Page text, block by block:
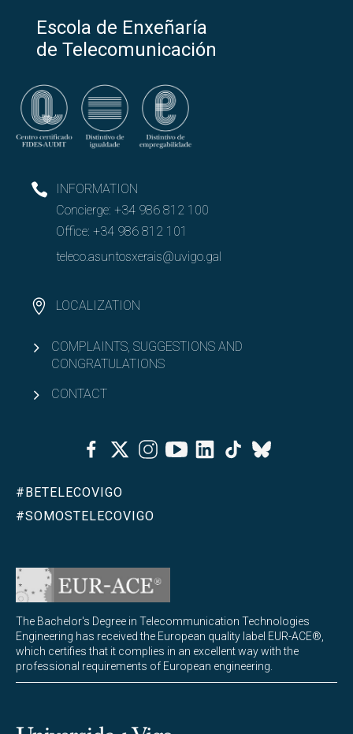
Escola de Enxeñaría
de Telecomunicación
INFORMATION
Concierge: +34 986 812 100
Office: +34 986 812 101
teleco.asuntosxerais@uvigo.gal
LOCALIZATION
COMPLAINTS, SUGGESTIONS AND
CONGRATULATIONS
CONTACT
FacebookTwitterInstagramYoutubeLinkedinTiktok
Bluesky
#BETELECOVIGO
#SOMOSTELECOVIGO
The Bachelor's Degree in Telecommunication Technologies
Engineering has received the European quality label EUR-ACE®,
which certifies that it complies in an excellent way with the
professional requirements of European engineering.